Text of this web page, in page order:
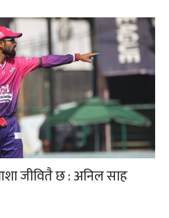
जीवितै छ : अनिल साह